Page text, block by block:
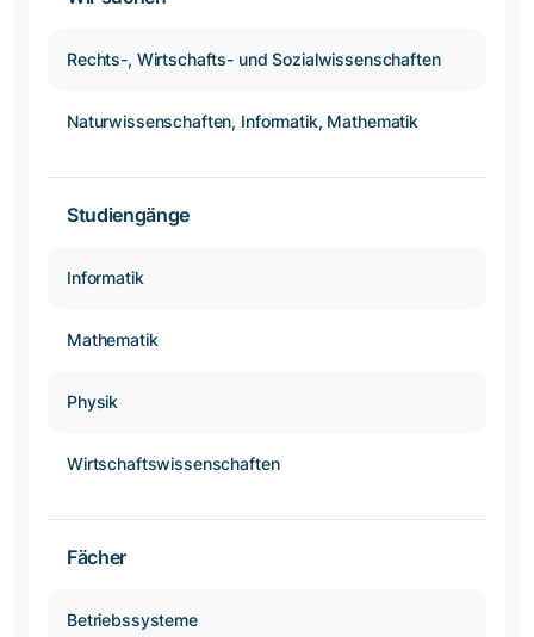
Rechts-, Wirtschafts- und Sozialwissenschaften
Naturwissenschaften, Informatik, Mathematik
Studiengänge
Informatik
Mathematik
Physik
Wirtschaftswissenschaften
Fächer
Betriebssysteme